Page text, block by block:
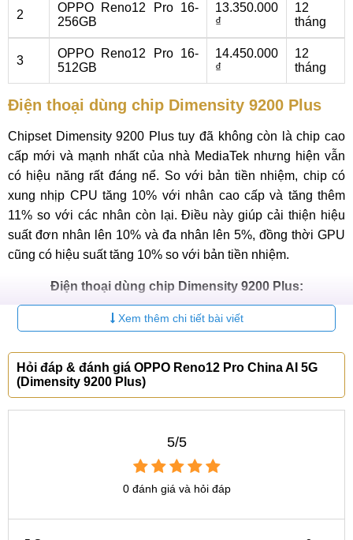
2
OPPO Reno12 Pro 16-
256GB
13.350.000
₫
12
tháng
3
OPPO Reno12 Pro 16-
512GB
14.450.000
₫
12
tháng
Điện thoại dùng chip Dimensity 9200 Plus
Chipset Dimensity 9200 Plus tuy đã không còn là chip cao
cấp mới và mạnh nhất của nhà MediaTek nhưng hiện vẫn
có hiệu năng rất đáng nể. So với bản tiền nhiệm, chip có
xung nhịp CPU tăng 10% với nhân cao cấp và tăng thêm
11% so với các nhân còn lại. Điều này giúp cải thiện hiệu
suất đơn nhân lên 10% và đa nhân lên 5%, đồng thời GPU
cũng có hiệu suất tăng 10% so với bản tiền nhiệm.
Điện thoại dùng chip Dimensity 9200 Plus:
OPPO
Vivo S19
Ultra
Chipset
Dimensity
9200 Plus
9200 Plus
9200 Plus
6.7 inch, Full
1200 nit
120Hz
6.78 inch,
1.5K
4500 nit
Xem thêm chi tiết bài viết
Hỏi đáp & đánh giá OPPO Reno12 Pro China AI 5G
(Dimensity 9200 Plus)
5/5
0 đánh giá và hỏi đáp